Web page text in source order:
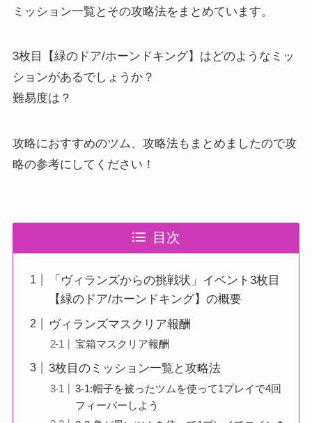
ミッション一覧とその攻略法をまとめています。
3枚目【緑のドア/ホーンドキング】はどのようなミッ
ションがあるでしょうか？
難易度は？
攻略におすすめのツム、攻略法もまとめましたので攻
略の参考にしてください！
目次
「ヴィランズからの挑戦状」イベント3枚目
【緑のドア/ホーンドキング】の概要
ヴィランズマスクリア報酬
宝箱マスクリア報酬
3枚目のミッション一覧と攻略法
3-1:帽子を被ったツムを使って1プレイで4回
フィーバーしよう